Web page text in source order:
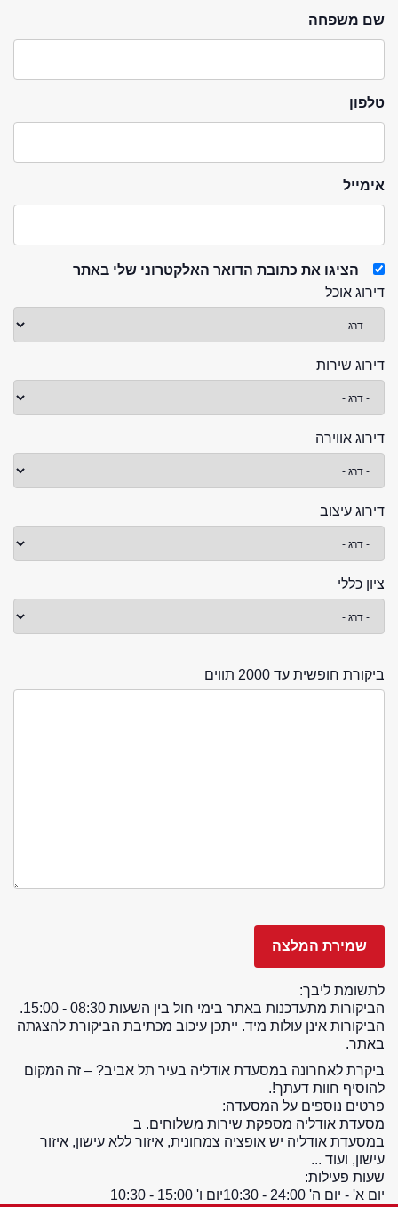
שם משפחה
טלפון
אימייל
הציגו את כתובת הדואר האלקטרוני שלי באתר
דירוג אוכל
דירוג שירות
דירוג אווירה
דירוג עיצוב
ציון כללי
ביקורת חופשית עד 2000 תווים
לתשומת ליבך:
הביקורות מתעדכנות באתר בימי חול בין השעות 08:30 - 15:00.
הביקורות אינן עולות מיד. ייתכן עיכוב מכתיבת הביקורת להצגתה
באתר.
ביקרת לאחרונה במסעדת אודליה בעיר תל אביב? – זה המקום
להוסיף חוות דעתך!.
פרטים נוספים על המסעדה:
מסעדת אודליה מספקת שירות משלוחים. ב
במסעדת אודליה יש אופציה צמחונית, איזור ללא עישון, איזור
עישון, ועוד ...
שעות פעילות:
יום א' - יום ה' 24:00 - 10:30
יום ו' 15:00 - 10:30